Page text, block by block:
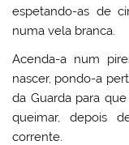
espetando-as de
numa vela branca.
Acenda-a num
nascer, pondo-a
da Guarda para
queimar, depois
corrente.